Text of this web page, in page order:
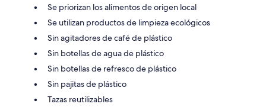
Se priorizan los alimentos de origen local
Se utilizan productos de limpieza ecológicos
Sin agitadores de café de plástico
Sin botellas de agua de plástico
Sin botellas de refresco de plástico
Sin pajitas de plástico
Tazas reutilizables